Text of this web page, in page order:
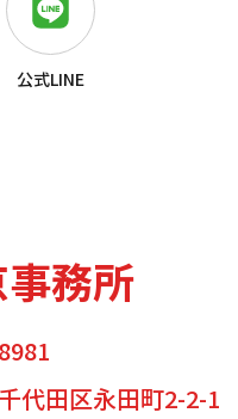
公式LINE
務所
代田区永田町2-2-1